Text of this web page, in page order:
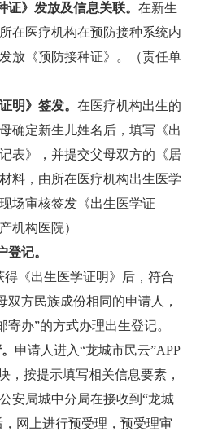
证》发放及信息关联。 在新生
在医疗机构在预防接种系统内
放《预防接种证》。（责任单
明》签发。 在医疗机构出生的
确定新生儿姓名后，填写《出
表》，并提交父母双方的《居
料，由所在医疗机构出生医学
场审核签发《出生医学证
机构医院）
登记。
得《出生医学证明》后，符合
双方民族成份相同的申请人，
寄办”的方式办理出生登记。
申请人进入“龙城市民云”APP
，按提示填写相关信息要素，
安局城中分局在接收到“龙城
，网上进行预受理，预受理审